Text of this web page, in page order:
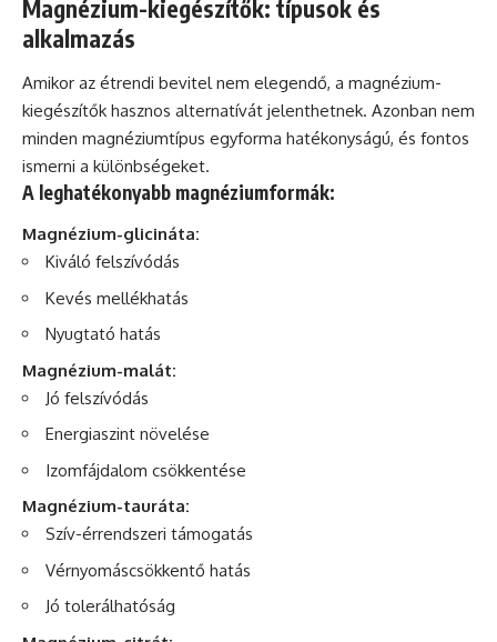
Magnézium-kiegészítők: típusok és
alkalmazás
Amikor az étrendi bevitel nem elegendő, a magnézium-
kiegészítők hasznos alternatívát jelenthetnek. Azonban nem
minden magnéziumtípus egyforma hatékonyságú, és fontos
ismerni a különbségeket.
A leghatékonyabb magnéziumformák:
Magnézium-glicináta:
Kiváló felszívódás
Kevés mellékhatás
Nyugtató hatás
Magnézium-malát:
Jó felszívódás
Energiaszint növelése
Izomfájdalom csökkentése
Magnézium-tauráta:
Szív-érrendszeri támogatás
Vérnyomáscsökkentő hatás
Jó tolerálhatóság